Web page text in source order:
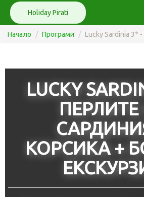
Holiday Pirati
Начало Програми Lucky Sardinia 3* -
LUCKY
ПЕРЛИТЕ
КОРСИКА +